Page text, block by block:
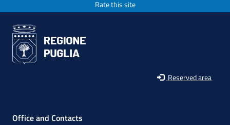
Rate this site
Reserved area
Office and Contacts